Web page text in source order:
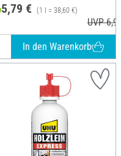
5,79 € (1 l = 38,60 €)
UVP
In den Warenkorb